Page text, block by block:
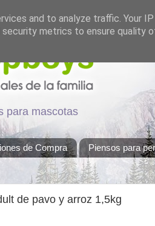
para mascotas
de Compra Piensos para
de pavo y arroz 1,5kg
and to analyze traffic. Your
metrics to ensure quality